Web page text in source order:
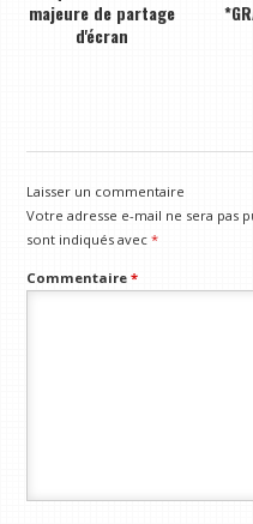
majeure de partage
d'écran
Laisser un commentaire
Votre adresse e-mail ne sera pas
sont indiqués avec*
Commentaire*